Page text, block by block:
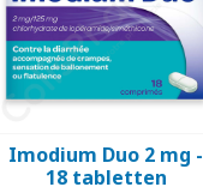
Snel bekijken
Imodium Duo 2 mg -
18 tabletten